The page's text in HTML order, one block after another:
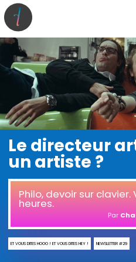
Le directeur
un artiste ?
Philo, devoir sur clavier.
heures.
Par
ET VOUS DITES HOOO ! ET VOUS DITES HEY ! NEWSLETTER #29